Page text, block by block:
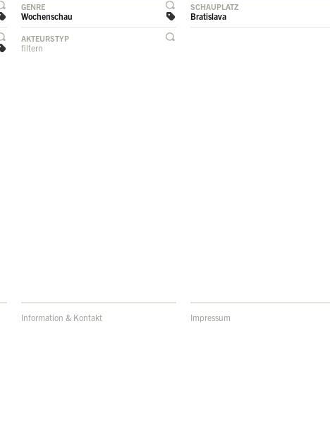
GENRE
Wochenschau
SCHAUPLATZ
Bratislava
AKTEURSTYP
filtern
Information & Kontakt Impressum